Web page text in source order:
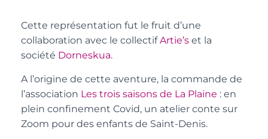
Cette représentation fut le fruit d’une
collaboration avec le collectifArtie’s et la
société Dorneskua.
A l’origine de cette aventure, la commande de
l’association Les trois saisons de La Plaine : en
plein confinement Covid, un atelier conte sur
Zoom pour des enfants de Saint-Denis.